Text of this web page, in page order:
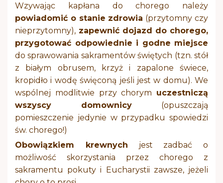
Wzywając kapłana do chorego należy
powiadomić o stanie zdrowia (przytomny czy
nieprzytomny), zapewnić dojazd do chorego,
przygotować odpowiednie i godne miejsce
do sprawowania sakramentów świętych (tzn. stół
z białym obrusem, krzyż i zapalone świece,
kropidło i wodę święconą jeśli jest w domu). We
wspólnej modlitwie przy chorym uczestniczą
wszyscy domownicy (opuszczają
pomieszczenie jedynie w przypadku spowiedzi
św. chorego!)
Obowiązkiem krewnych jest zadbać o
możliwość skorzystania przez chorego z
sakramentu pokuty i Eucharystii zawsze, jeżeli